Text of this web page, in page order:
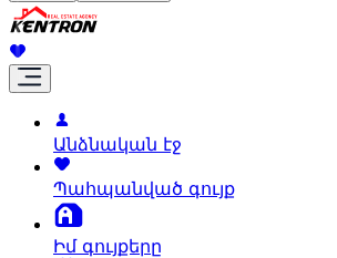
Անձնական էջ
Պահպանված գույք
Իմ գույքերը